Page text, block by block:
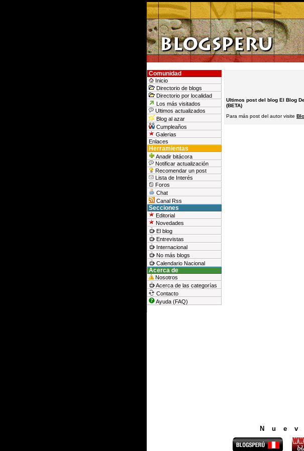
Comunidad
Inicio
Directorio de blogs
Directorio por localidad
Los más visitados
Ultimos actualizados
Blog al azar
Cumpleaños
Galerias
Enlaces
Herramientas
Anadir bitácora
Notificar actualización
Recomendar un post
Lista de Interés
Foros
Chat
Canal Rss
Secciones
Editorial
Novedades
El blog
Entrevistas
Internacional
No más blogs
Calendario Nacional
Acerca de
Nosotros
Acerca de las categorías
Contacto
Ayuda (FAQ)
Ultimos post del blog El Blog
(BETA)
Para más post del autor visite